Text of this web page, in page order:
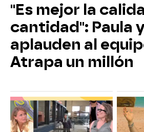
"Es mejor la
cantidad": Paula
aplauden al
Atrapa un millón